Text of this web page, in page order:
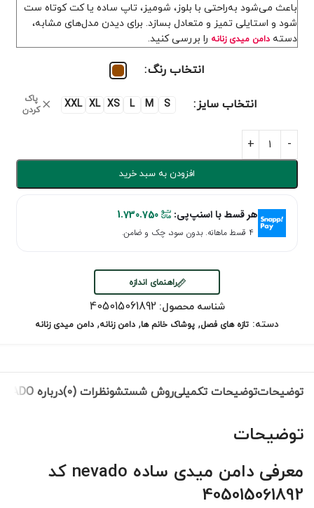
باعث می‌شود به‌راحتی با بلوز، شومیز، تاپ ساده یا کت کوتاه ست
شود و استایلی تمیز و متعادل بسازد. برای دیدن مدل‌های مشابه،
دسته دامن میدی زنانه را بررسی کنید.
انتخاب رنگ
انتخاب سایز S
M
L
XS
XL
XXL
پاک
کردن
افزودن به سبد خرید
هر قسط با اسنپ‌پی: 1.730.750
۴ قسط ماهانه. بدون سود، چک و ضامن.
راهنمای اندازه
شناسه محصول: 405015061892
دسته: تازه های فصل, پوشاک خانم ها, دامن زنانه, دامن میدی زنانه
توضیحاتتوضیحات تکمیلیروش شستشونظرات (0) درباره NEVADO
توضیحات
معرفی دامن میدی ساده nevado کد
405015061892